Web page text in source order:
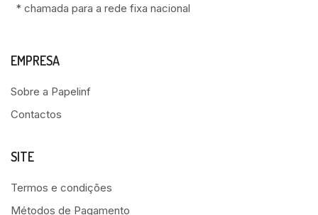
* chamada para a rede fixa nacional
EMPRESA
Sobre a Papelinf
Contactos
SITE
Termos e condições
Métodos de Pagamento